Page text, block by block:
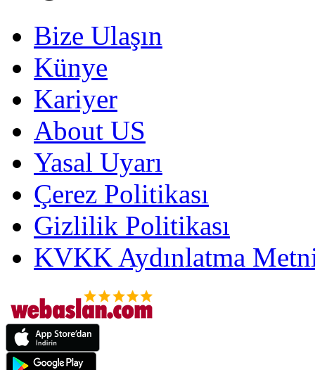
Bize Ulaşın
Künye
Kariyer
About US
Yasal Uyarı
Çerez Politikası
Gizlilik Politikası
KVKK Aydınlatma